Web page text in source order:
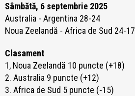
Sâmbătă, 6 septembrie 2025
Australia - Argentina 28-24
Noua Zeelandă - Africa de Sud 24-17
Clasament
1, Noua Zeelandă 10 puncte (+18)
2. Australia 9 puncte (+12)
3. Africa de Sud 5 puncte (-15)